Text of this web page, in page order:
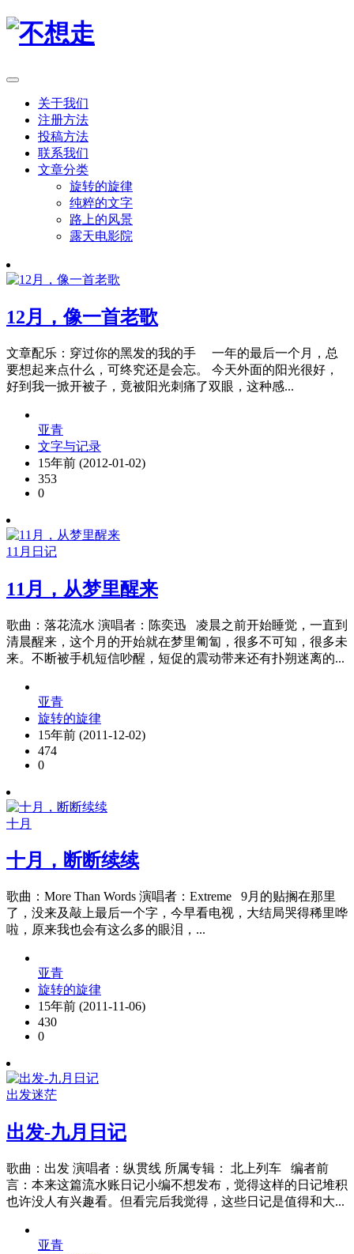
关于我们
注册方法
投稿方法
联系我们
文章分类
旋转的旋律
纯粹的文字
路上的风景
露天电影院
12月，像一首老歌
文章配乐：穿过你的黑发的我的手 一年的最后一个月，总
要想起来点什么，可终究还是会忘。 今天外面的阳光很好，
好到我一掀开被子，竟被阳光刺痛了双眼，这种感...
亚青
文字与记录
15年前 (2012-01-02)
353
0
11月日记
11月，从梦里醒来
歌曲：落花流水 演唱者：陈奕迅 凌晨之前开始睡觉，一直到
清晨醒来，这个月的开始就在梦里匍匐，很多不可知，很多未
来。不断被手机短信吵醒，短促的震动带来还有扑朔迷离的...
亚青
旋转的旋律
15年前 (2011-12-02)
474
0
十月
十月，断断续续
歌曲：More Than Words 演唱者：Extreme 9月的贴搁在那里
了，没来及敲上最后一个字，今早看电视，大结局哭得稀里哗
啦，原来我也会有这么多的眼泪，...
亚青
旋转的旋律
15年前 (2011-11-06)
430
0
出发迷茫
出发-九月日记
歌曲：出发 演唱者：纵贯线 所属专辑： 北上列车 编者前
言：本来这篇流水账日记小编不想发布，觉得这样的日记堆积
也许没人有兴趣看。但看完后我觉得，这些日记是值得和大...
亚青